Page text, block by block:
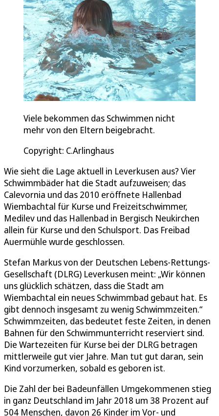
Viele bekommen das Schwimmen nicht
mehr von den Eltern beigebracht.
Copyright: C.Arlinghaus
Wie sieht die Lage aktuell in Leverkusen aus? Vier
Schwimmbäder hat die Stadt aufzuweisen; das
Calevornia und das 2010 eröffnete Hallenbad
Wiembachtal für Kurse und Freizeitschwimmer,
Medilev und das Hallenbad in Bergisch Neukirchen
allein für Kurse und den Schulsport. Das Freibad
Auermühle wurde geschlossen.
Stefan Markus von der Deutschen Lebens-Rettungs-
Gesellschaft (DLRG) Leverkusen meint: „Wir können
uns glücklich schätzen, dass die Stadt am
Wiembachtal ein neues Schwimmbad gebaut hat. Es
gibt dennoch insgesamt zu wenig Schwimmzeiten.“
Schwimmzeiten, das bedeutet feste Zeiten, in denen
Bahnen für den Schwimmunterricht reserviert sind.
Die Wartezeiten für Kurse bei der DLRG betragen
mittlerweile gut vier Jahre. Man tut gut daran, sein
Kind vorzumerken, sobald es geboren ist.
Die Zahl der bei Badeunfällen Umgekommenen stieg
in ganz Deutschland im Jahr 2018 um 38 Prozent auf
504 Menschen, davon 26 Kinder im Vor- und